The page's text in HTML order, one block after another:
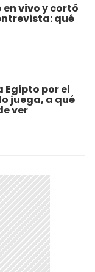
vivo y cortó
qué
por el
juega, a qué
ver